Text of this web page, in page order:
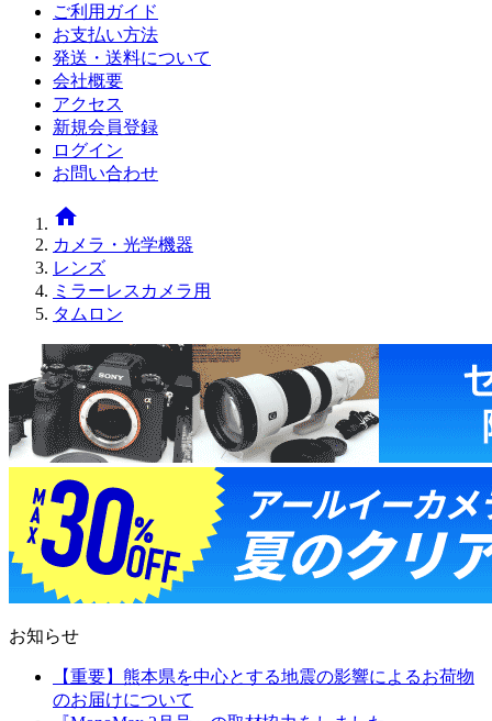
ご利用ガイド
お支払い方法
発送・送料について
会社概要
アクセス
新規会員登録
ログイン
お問い合わせ
home
カメラ・光学機器
レンズ
ミラーレスカメラ用
タムロン
お知らせ
【重要】熊本県を中心とする地震の影響によるお荷物
のお届けについて